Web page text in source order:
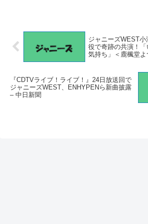
ジャニーズWEST
役で奇跡の共演！
気持ち」＜鹿楓堂よ
『CDTVライブ！ライブ！』24日放送回で
ジャニーズWEST、ENHYPENら新曲披露
– 中日新聞